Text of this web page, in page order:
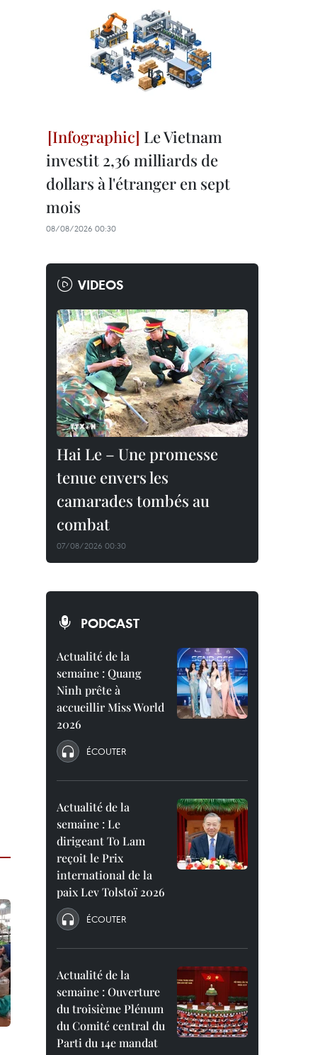
Le Vietnam
investit 2,36 milliards de
dollars à l'étranger en sept
mois
08/08/2026 00:30
VIDEOS
Hai Le – Une promesse
tenue envers les
camarades tombés au
combat
07/08/2026 00:30
PODCAST
Actualité de la
semaine : Quang
Ninh prête à
accueillir Miss World
2026
ÉCOUTER
Actualité de la
semaine : Le
dirigeant To Lam
reçoit le Prix
international de la
paix Lev Tolstoï 2026
ÉCOUTER
Actualité de la
semaine : Ouverture
du troisième Plénum
du Comité central du
Parti du 14e mandat